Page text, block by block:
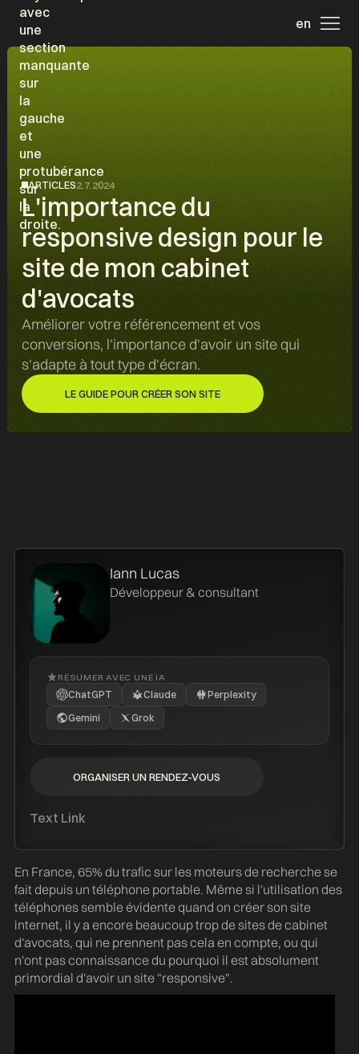
en
ARTICLES2.7.2024
L'importance du
responsive design pour le
site de mon cabinet
d'avocats
Améliorer votre référencement et vos
conversions, l'importance d'avoir un site qui
s'adapte à tout type d'écran.
LE GUIDE POUR CRÉER SON SITE
En France, 65% du trafic sur les moteurs de recherche se
fait depuis un téléphone portable. Même si l'utilisation des
téléphones semble évidente quand on créer son site
internet, il y a encore beaucoup trop de sites de cabinet
d'avocats, qui ne prennent pas cela en compte, ou qui
n'ont pas connaissance du pourquoi il est absolument
primordial d'avoir un site "responsive".
Iann Lucas
Développeur & consultant
RÉSUMER AVEC UNE IA
ChatGPT Claude
Perplexity
Gemini
Grok
ORGANISER UN RENDEZ-VOUS
Text Link